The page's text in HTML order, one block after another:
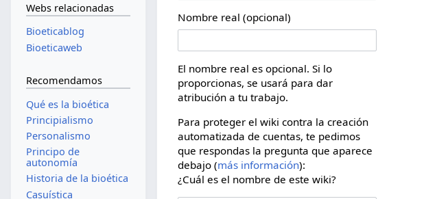
Nombre real (opcional)
El nombre real es opcional. Si lo
proporcionas, se usará para dar
atribución a tu trabajo.
Para proteger el wiki contra la creación
automatizada de cuentas, te pedimos
que respondas la pregunta que aparece
debajo (más información):
¿Cuál es el nombre de este wiki?
Webs relacionadas
Bioeticablog
Bioeticaweb
Recomendamos
Qué es la bioética
Principialismo
Personalismo
Principo de
autonomía
Historia de la bioética
Casuística